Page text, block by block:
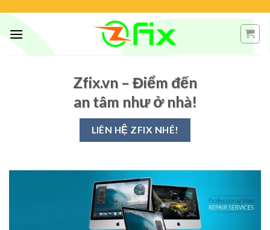
content
Zfix.vn – Điểm đến
an tâm như ở nhà!
LIÊN HỆ ZFIX NHÉ!